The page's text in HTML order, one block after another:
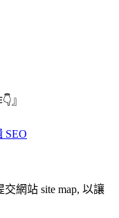
』
SEO
交網站 site map, 以讓